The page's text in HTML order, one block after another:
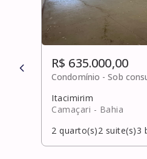
R$ 635.000,00
Condomínio -Sob
Itacimirim
Camaçari - Bahia
2 quarto(s)2 suite(s)3